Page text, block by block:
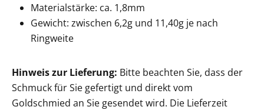
Materialstärke: ca. 1,8mm
Gewicht: zwischen 6,2g und 11,40g je nach
Ringweite
Hinweis zur Lieferung: Bitte beachten Sie, dass der
Schmuck für Sie gefertigt und direkt vom
Goldschmied an Sie gesendet wird. Die Lieferzeit